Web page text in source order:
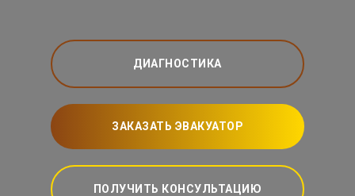
ДИАГНОСТИКА
ЗАКАЗАТЬ ЭВАКУАТОР
ПОЛУЧИТЬ КОНСУЛЬТАЦИЮ